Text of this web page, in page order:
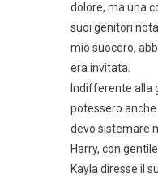
dolore, ma una
suoi genitori
mio suocero,
era invitata.
Indifferente alla
potessero anche
devo sistemare
Harry, con
Kayla diresse il